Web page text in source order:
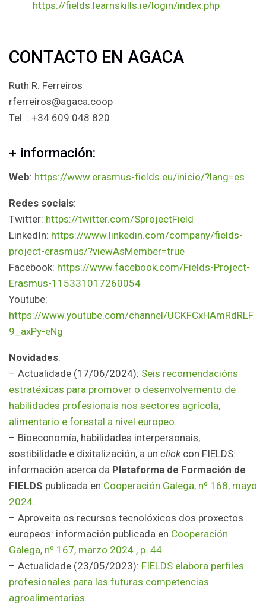
https://fields.learnskills.ie/login/index.php
CONTACTO EN AGACA
Ruth R. Ferreiros
rferreiros@agaca.coop
Tel. : +34 609 048 820
+ información:
Web: https://www.erasmus-fields.eu/inicio/?lang=es
Redes sociais:
Twitter: https://twitter.com/SprojectField
LinkedIn: https://www.linkedin.com/company/fields-
project-erasmus/?viewAsMember=true
Facebook: https://www.facebook.com/Fields-Project-
Erasmus-115331017260054
Youtube:
https://www.youtube.com/channel/UCKFCxHAmRdRLF
9_axPy-eNg
Novidades:
– Actualidade (17/06/2024): Seis recomendacións
estratéxicas para promover o desenvolvemento de
habilidades profesionais nos sectores agrícola,
alimentario e forestal a nivel europeo.
– Bioeconomía, habilidades interpersonais,
sostibilidade e dixitalización, a un clickcon FIELDS:
información acerca da Plataforma de Formación de
FIELDS publicada en Cooperación Galega, nº 168, mayo
2024.
– Aproveita os recursos tecnolóxicos dos proxectos
europeos: información publicada en Cooperación
Galega, nº 167, marzo 2024 , p. 44.
– Actualidade (23/05/2023): FIELDS elabora perfiles
profesionales para las futuras competencias
agroalimentarias.